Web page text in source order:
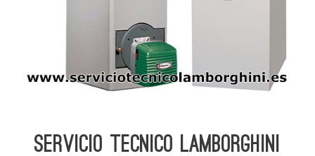
Servicio Tecnico Lamborghini